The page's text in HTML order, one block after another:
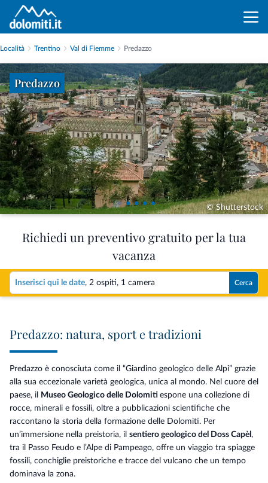
Località Trentino Val di Fiemme Predazzo
Predazzo
© Shutterstock
Richiedi un preventivo gratuito per la tua
vacanza
Inserisci qui le date, 2 ospiti, 1 camera Cerca
Predazzo: natura, sport e tradizioni
Predazzo è conosciuta come il “Giardino geologico delle Alpi” grazie
alla sua eccezionale varietà geologica, unica al mondo. Nel cuore del
paese, il
Museo Geologico delle Dolomiti espone una collezione di
rocce, minerali e fossili, oltre a pubblicazioni scientifiche che
raccontano la storia della formazione delle Dolomiti. Per
un’immersione nella preistoria, il sentiero geologico del Doss Capèl ,
tra il Passo Feudo e l’Alpe di Pampeago, offre un viaggio tra spiagge
fossili, conchiglie preistoriche e tracce del vulcano che un tempo
dominava la zona.